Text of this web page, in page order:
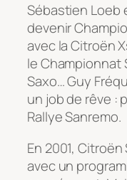
Sébastien Loeb
devenir
avec la Citroën
le Championnat
Saxo… Guy
un job de rêve :
Rallye Sanremo.
En 2001,
avec un